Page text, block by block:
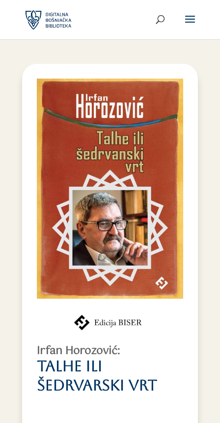
Irfan Horozović:
talhe ili
šedrvarski vrt